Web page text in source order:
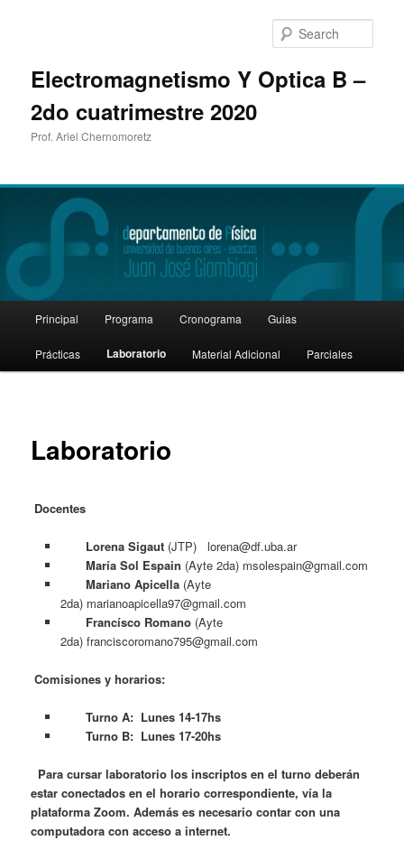
Electromagnetismo Y Optica B –
2do cuatrimestre 2020
Prof. Ariel Chernomoretz
Skip
to
content
Principal Programa Cronograma Guias
Prácticas Laboratorio Material Adicional Parciales
Laboratorio
Docentes
Lorena Sigaut (JTP) lorena@df.uba.ar
María Sol Espain (Ayte 2da) msolespain@gmail.com
Mariano Apicella (Ayte
2da) marianoapicella97@gmail.com
Francísco Romano (Ayte
2da) franciscoromano795@gmail.com
Comisiones y horarios:
Turno A: Lunes 14-17hs
Turno B: Lunes 17-20hs
Para cursar laboratorio los inscriptos en el turno deberán
estar conectados en el horario correspondiente, vía la
plataforma Zoom. Además es necesario contar con una
computadora con acceso a internet.